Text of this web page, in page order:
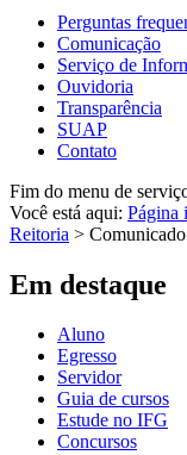
Perguntas
Comunicação
Serviço de
Ouvidoria
Transparência
SUAP
Contato
Fim do menu de
Você está aqui: Página
Reitoria >
Em destaque
Aluno
Egresso
Servidor
Guia de cursos
Estude no IFG
Concursos